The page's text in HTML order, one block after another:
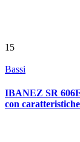
15
Bassi
IBANEZ SR
con